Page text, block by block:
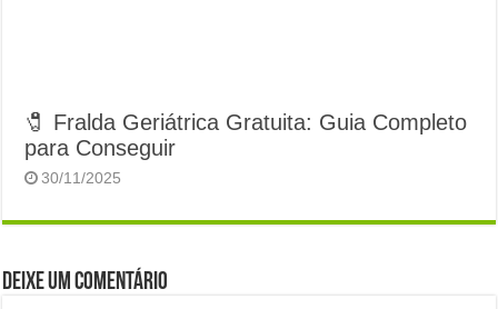
🧷 Fralda Geriátrica Gratuita: Guia Completo
para Conseguir
30/11/2025
Deixe um comentário